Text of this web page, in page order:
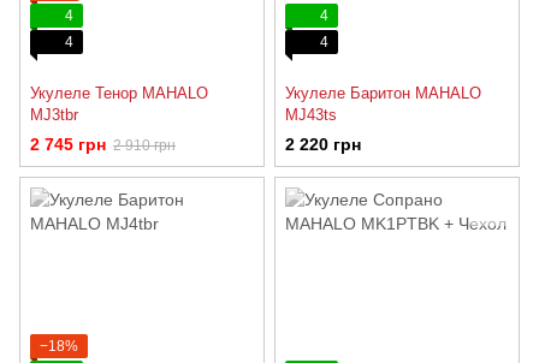
4
4
Укулеле Тенор MAHALO
MJ3tbr
2 745 грн 2 910 грн
4
4
Укулеле Баритон MAHALO
MJ43ts
2 220 грн
−18%